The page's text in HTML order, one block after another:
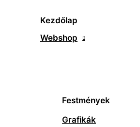
Kezdőlap
Webshop
Festmények
Grafikák